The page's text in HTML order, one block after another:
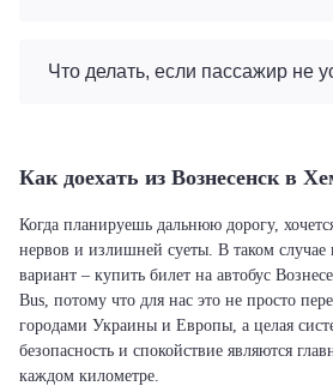
Что делать, если пассажир не
Как доехать из Вознесенск в
Когда планируешь дальнюю дорогу,
нервов и излишней суеты. В таком случае
вариант – купить билет на автобус
Bus, потому что для нас это не просто
городами Украины и Европы, а целая
безопасность и спокойствие являются
каждом километре.